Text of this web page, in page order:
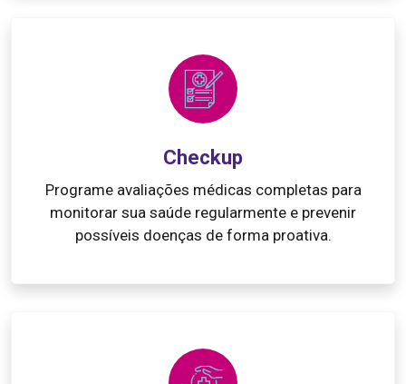
Checkup
Programe avaliações médicas completas para
monitorar sua saúde regularmente e prevenir
possíveis doenças de forma proativa.